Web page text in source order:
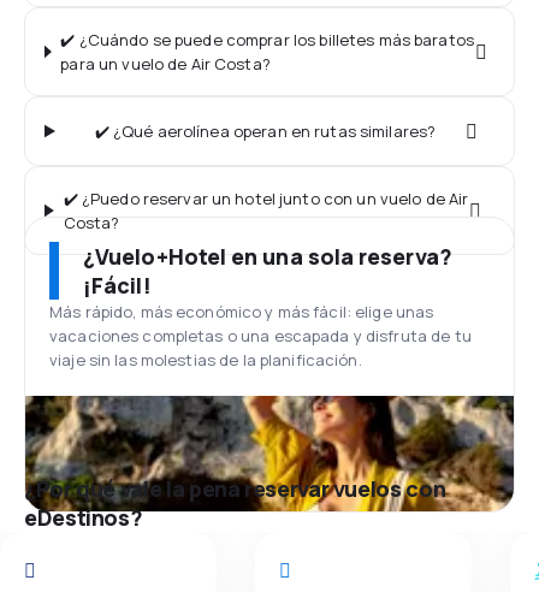
✔️ ¿Cuándo se puede comprar los billetes más baratos
para un vuelo de Air Costa?
✔️ ¿Qué aerolínea operan en rutas similares?
✔️ ¿Puedo reservar un hotel junto con un vuelo de Air
Costa?
¿Vuelo+Hotel en una sola reserva?
¡Fácil!
Más rápido, más económico y más fácil: elige unas
vacaciones completas o una escapada y disfruta de tu
viaje sin las molestias de la planificación.
¿Por qué vale la pena reservar vuelos con
eDestinos?